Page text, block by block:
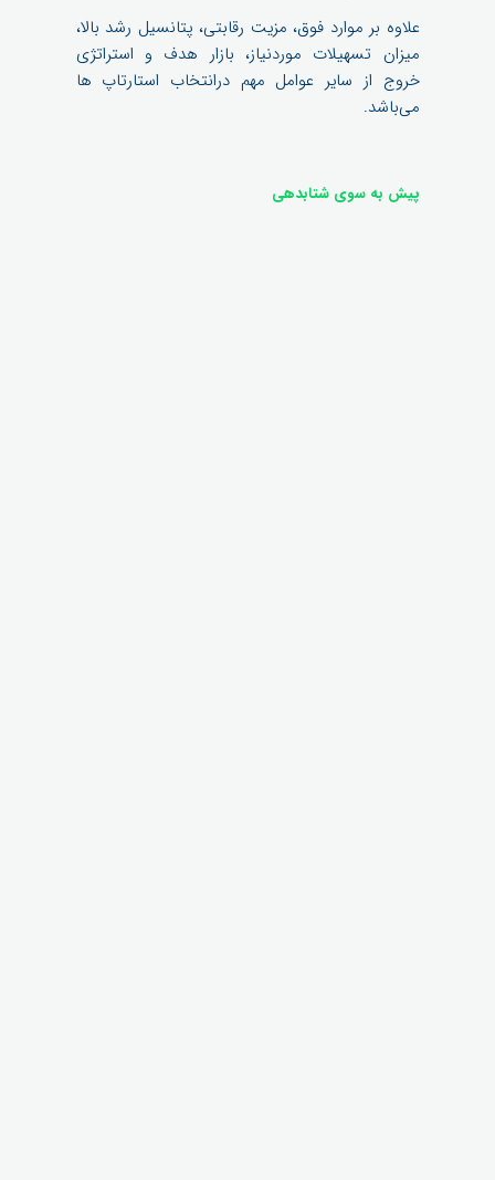
علاوه بر موارد فوق، مزیت رقابتی، پتانسیل رشد بالا،
میزان تسهیلات موردنیاز، بازار هدف و استراتژی
خروج از سایر عوامل مهم درانتخاب استارتاپ ها
می‌باشد.
پیش به سوی شتابدهی